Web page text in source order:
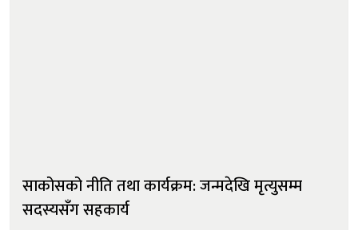
साकोसको नीति तथा कार्यक्रम: जन्मदेखि मृत्युसम्म
सदस्यसँग सहकार्य